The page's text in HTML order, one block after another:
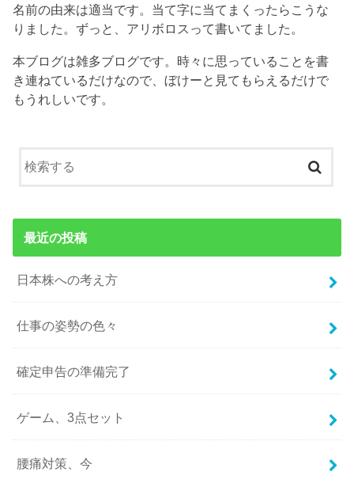
名前の由来は適当です。当て字に当てまくったらこうな
りました。ずっと、アリボロスって書いてました。
本ブログは雑多ブログです。時々に思っていることを書
き連ねているだけなので、ぼけーと見てもらえるだけで
もうれしいです。
最近の投稿
日本株への考え方
仕事の姿勢の色々
確定申告の準備完了
ゲーム、3点セット
腰痛対策、今